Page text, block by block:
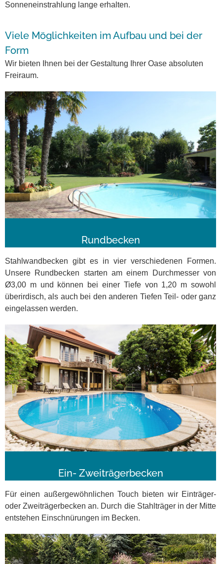
Sonneneinstrahlung lange erhalten.
Viele Möglichkeiten im Aufbau und bei der
Form
Wir bieten Ihnen bei der Gestaltung Ihrer Oase absoluten
Freiraum.
Rundbecken
Stahlwandbecken gibt es in vier verschiedenen Formen.
Unsere Rundbecken starten am einem Durchmesser von
Ø3,00 m und können bei einer Tiefe von 1,20 m sowohl
überirdisch, als auch bei den anderen Tiefen Teil- oder ganz
eingelassen werden.
Ein- Zweiträgerbecken
Für einen außergewöhnlichen Touch bieten wir Einträger-
oder Zweiträgerbecken an. Durch die Stahlträger in der Mitte
entstehen Einschnürungen im Becken.